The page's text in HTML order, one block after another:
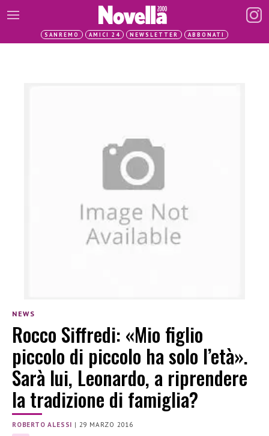
SANREMO AMICI 24 NEWSLETTER ABBONATI
NEWS
Rocco Siffredi: «Mio figlio
piccolo di piccolo ha solo l’età».
Sarà lui, Leonardo, a riprendere
la tradizione di famiglia?
ROBERTO ALESSI | 29 MARZO 2016